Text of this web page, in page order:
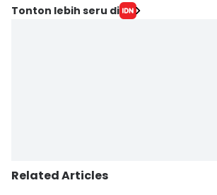
Editor
Tonton lebih seru di
Related Articles